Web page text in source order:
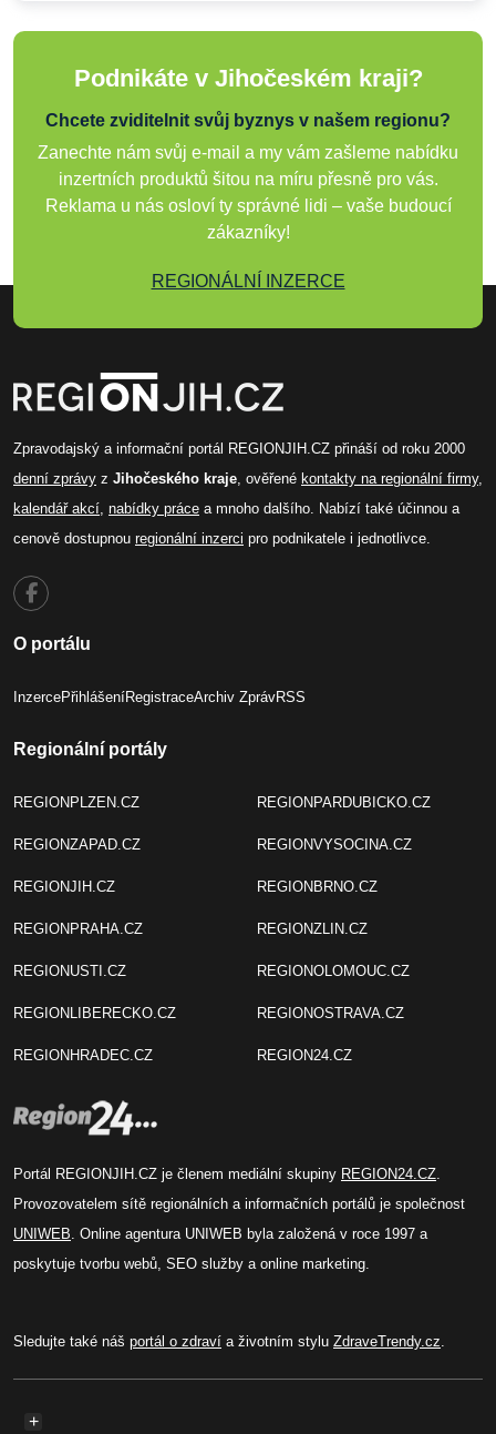
Podnikáte v Jihočeském kraji?
Chcete zviditelnit svůj byznys v našem regionu?
Zanechte nám svůj e-mail a my vám zašleme nabídku
inzertních produktů šitou na míru přesně pro vás.
Reklama u nás osloví ty správné lidi – vaše budoucí
zákazníky!
REGIONÁLNÍ INZERCE
Zpravodajský a informační portál REGIONJIH.CZ přináší od roku 2000
denní zprávy z Jihočeského kraje, ověřené kontakty na regionální firmy,
kalendář akcí, nabídky práce a mnoho dalšího. Nabízí také účinnou a
cenově dostupnou regionální inzerci pro podnikatele i jednotlivce.
O portálu
InzercePřihlášeníRegistraceArchiv ZprávRSS
Regionální portály
REGIONPLZEN.CZ
REGIONZAPAD.CZ
REGIONJIH.CZ
REGIONPRAHA.CZ
REGIONUSTI.CZ
REGIONLIBERECKO.CZ
REGIONHRADEC.CZ
REGIONPARDUBICKO.CZ
REGIONVYSOCINA.CZ
REGIONBRNO.CZ
REGIONZLIN.CZ
REGIONOLOMOUC.CZ
REGIONOSTRAVA.CZ
REGION24.CZ
Portál REGIONJIH.CZ je členem mediální skupiny REGION24.CZ.
Provozovatelem sítě regionálních a informačních portálů je společnost
UNIWEB. Online agentura UNIWEB byla založená v roce 1997 a
poskytuje tvorbu webů, SEO služby a online marketing.
Sledujte také náš portál o zdraví a životním stylu ZdraveTrendy.cz.
+